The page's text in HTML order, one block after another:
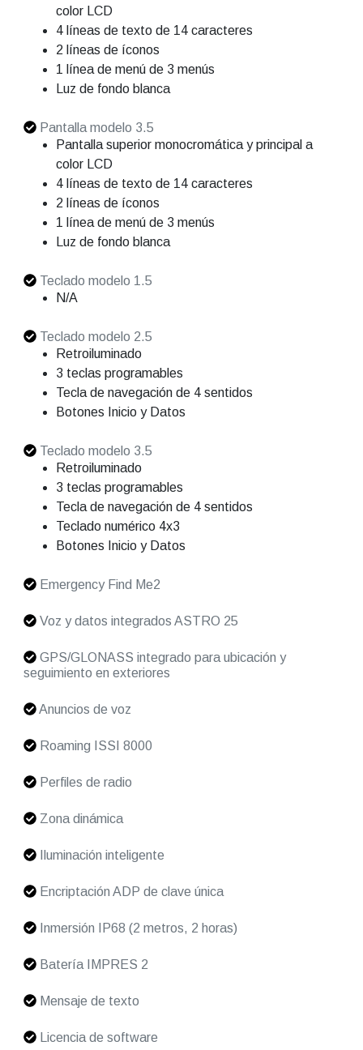
color LCD
4 líneas de texto de 14 caracteres
2 líneas de íconos
1 línea de menú de 3 menús
Luz de fondo blanca
Pantalla modelo 3.5
Pantalla superior monocromática y principal a
color LCD
4 líneas de texto de 14 caracteres
2 líneas de íconos
1 línea de menú de 3 menús
Luz de fondo blanca
Teclado modelo 1.5
N/A
Teclado modelo 2.5
Retroiluminado
3 teclas programables
Tecla de navegación de 4 sentidos
Botones Inicio y Datos
Teclado modelo 3.5
Retroiluminado
3 teclas programables
Tecla de navegación de 4 sentidos
Teclado numérico 4x3
Botones Inicio y Datos
Emergency Find Me2
Voz y datos integrados ASTRO 25
GPS/GLONASS integrado para ubicación y
seguimiento en exteriores
Anuncios de voz
Roaming ISSI 8000
Perfiles de radio
Zona dinámica
Iluminación inteligente
Encriptación ADP de clave única
Inmersión IP68 (2 metros, 2 horas)
Batería IMPRES 2
Mensaje de texto
Licencia de software